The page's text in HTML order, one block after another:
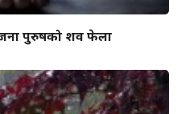
पुरुषको शव फेला